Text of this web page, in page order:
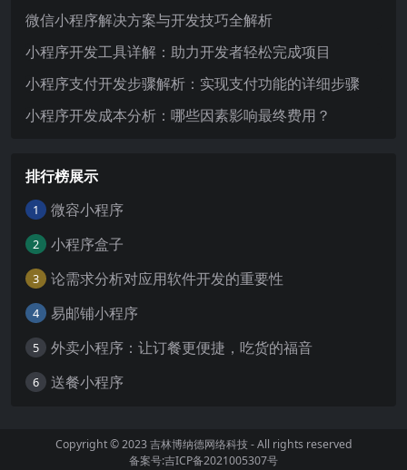
微信小程序解决方案与开发技巧全解析
小程序开发工具详解：助力开发者轻松完成项目
小程序支付开发步骤解析：实现支付功能的详细步骤
小程序开发成本分析：哪些因素影响最终费用？
排行榜展示
1 微容小程序
2 小程序盒子
3 论需求分析对应用软件开发的重要性
4 易邮铺小程序
5 外卖小程序：让订餐更便捷，吃货的福音
6 送餐小程序
Copyright © 2023吉林博纳德网络科技- All rights reserved
备案号:吉ICP备2021005307号